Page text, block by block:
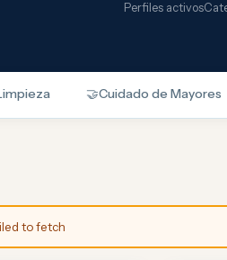
Perfiles activos
🤝Cuidado de Mayores
to fetch